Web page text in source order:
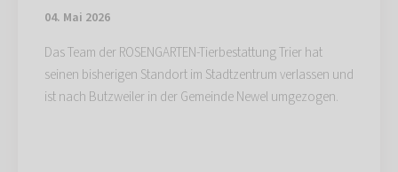
04. Mai 2026
Das Team der ROSENGARTEN-Tierbestattung Trier hat
seinen bisherigen Standort im Stadtzentrum verlassen und
ist nach Butzweiler in der Gemeinde Newel umgezogen.